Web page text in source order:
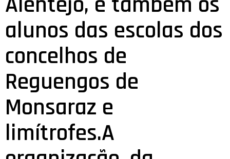
alunos das escolas dos
concelhos de
Reguengos de
Monsaraz e
limítrofes.A